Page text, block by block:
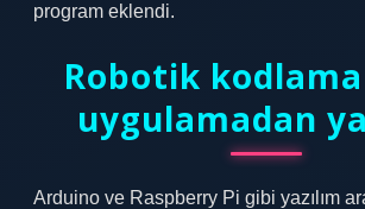
program eklendi.
Robotik
uygulamadan
Arduino ve Raspberry Pi gibi yazılım